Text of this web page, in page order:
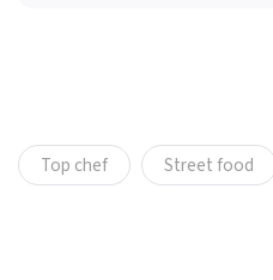
Top chef Street food